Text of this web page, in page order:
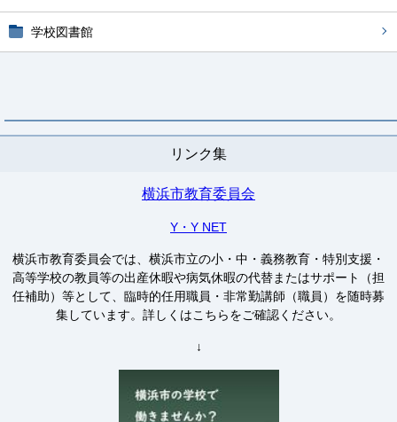
学校図書館
リンク集
横浜市教育委員会
Y・Y NET
横浜市教育委員会では、横浜市立の小・中・義務教育・特別支援・
高等学校の教員等の出産休暇や病気休暇の代替またはサポート（担
任補助）等として、臨時的任用職員・非常勤講師（職員）を随時募
集しています。詳しくはこちらをご確認ください。
↓